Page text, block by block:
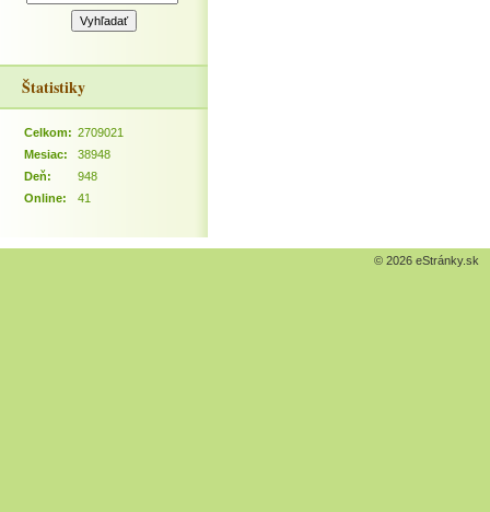
Štatistiky
Online: 41
Celkom: 2709021
Mesiac:
38948
Deň:
948
© 2026 eStránky.sk